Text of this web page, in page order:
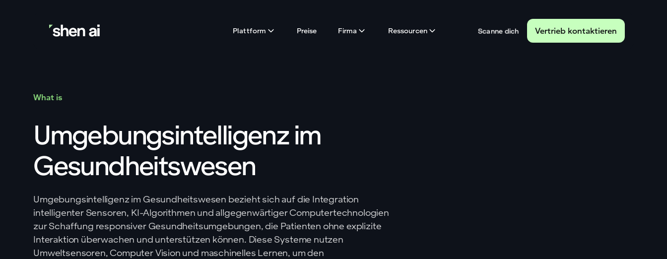
Plattform Preise Firma Ressourcen Scanne dich Vertrieb kontaktieren
What is
Umgebungsintelligenz im
Gesundheitswesen
Umgebungsintelligenz im Gesundheitswesen bezieht sich auf die Integration
intelligenter Sensoren, KI-Algorithmen und allgegenwärtiger Computertechnologien
zur Schaffung responsiver Gesundheitsumgebungen, die Patienten ohne explizite
Interaktion überwachen und unterstützen können. Diese Systeme nutzen
Umweltsensoren, Computer Vision und maschinelles Lernen, um den